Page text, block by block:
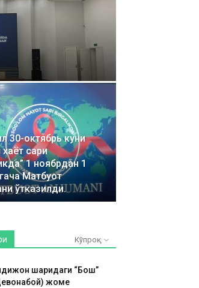
30-октябрь куни
хаёт сари
1 ноябрдан 1
Матбуот
ўтказилди.
Кўпроқ
шаҳридаги “Бош”
жоме